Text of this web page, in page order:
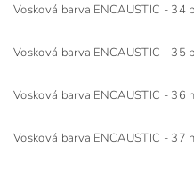
Vosková barva ENCAUSTIC - 34
Vosková barva ENCAUSTIC - 35
Vosková barva ENCAUSTIC - 36
Vosková barva ENCAUSTIC - 37